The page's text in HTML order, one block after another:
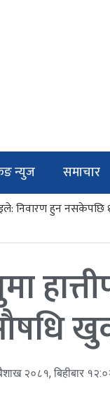
न्युज समाचार
निवारण हुन
२०८१, बिहीबार